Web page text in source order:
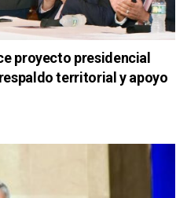
proyecto presidencial
territorial y apoyo